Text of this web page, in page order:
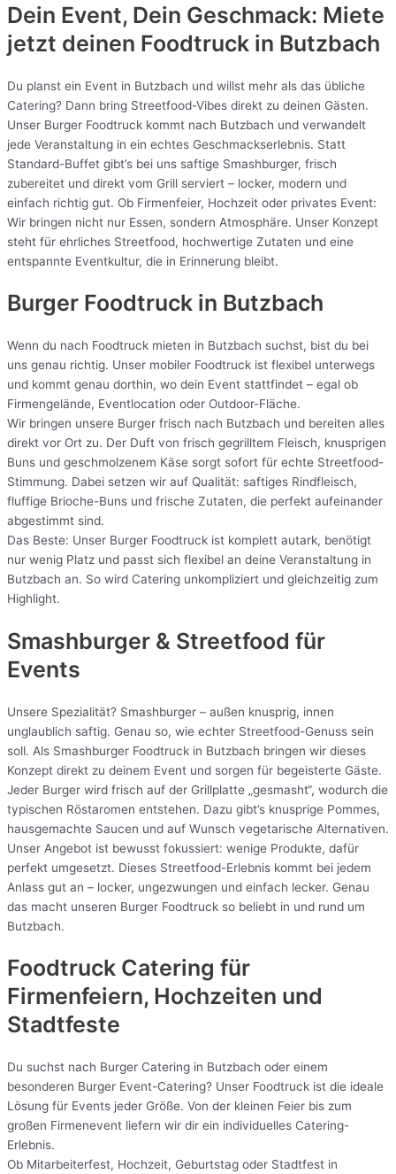
Dein Event, Dein Geschmack: Miete
jetzt deinen Foodtruck in Butzbach
Du planst ein Event in Butzbach und willst mehr als das übliche
Catering? Dann bring Streetfood-Vibes direkt zu deinen Gästen.
Unser Burger Foodtruck kommt nach Butzbach und verwandelt
jede Veranstaltung in ein echtes Geschmackserlebnis. Statt
Standard-Buffet gibt’s bei uns saftige Smashburger, frisch
zubereitet und direkt vom Grill serviert – locker, modern und
einfach richtig gut. Ob Firmenfeier, Hochzeit oder privates Event:
Wir bringen nicht nur Essen, sondern Atmosphäre. Unser Konzept
steht für ehrliches Streetfood, hochwertige Zutaten und eine
entspannte Eventkultur, die in Erinnerung bleibt.
Burger Foodtruck in Butzbach
Wenn du nach Foodtruck mieten in Butzbach suchst, bist du bei
uns genau richtig. Unser mobiler Foodtruck ist flexibel unterwegs
und kommt genau dorthin, wo dein Event stattfindet – egal ob
Firmengelände, Eventlocation oder Outdoor-Fläche.
Wir bringen unsere Burger frisch nach Butzbach und bereiten alles
direkt vor Ort zu. Der Duft von frisch gegrilltem Fleisch, knusprigen
Buns und geschmolzenem Käse sorgt sofort für echte Streetfood-
Stimmung. Dabei setzen wir auf Qualität: saftiges Rindfleisch,
fluffige Brioche-Buns und frische Zutaten, die perfekt aufeinander
abgestimmt sind.
Das Beste: Unser Burger Foodtruck ist komplett autark, benötigt
nur wenig Platz und passt sich flexibel an deine Veranstaltung in
Butzbach an. So wird Catering unkompliziert und gleichzeitig zum
Highlight.
Smashburger & Streetfood für
Events
Unsere Spezialität? Smashburger – außen knusprig, innen
unglaublich saftig. Genau so, wie echter Streetfood-Genuss sein
soll. Als Smashburger Foodtruck in Butzbach bringen wir dieses
Konzept direkt zu deinem Event und sorgen für begeisterte Gäste.
Jeder Burger wird frisch auf der Grillplatte „gesmasht“, wodurch die
typischen Röstaromen entstehen. Dazu gibt’s knusprige Pommes,
hausgemachte Saucen und auf Wunsch vegetarische Alternativen.
Unser Angebot ist bewusst fokussiert: wenige Produkte, dafür
perfekt umgesetzt. Dieses Streetfood-Erlebnis kommt bei jedem
Anlass gut an – locker, ungezwungen und einfach lecker. Genau
das macht unseren Burger Foodtruck so beliebt in und rund um
Butzbach.
Foodtruck Catering für
Firmenfeiern, Hochzeiten und
Stadtfeste
Du suchst nach Burger Catering in Butzbach oder einem
besonderen Burger Event-Catering? Unser Foodtruck ist die ideale
Lösung für Events jeder Größe. Von der kleinen Feier bis zum
großen Firmenevent liefern wir dir ein individuelles Catering-
Erlebnis.
Ob Mitarbeiterfest, Hochzeit, Geburtstag oder Stadtfest in